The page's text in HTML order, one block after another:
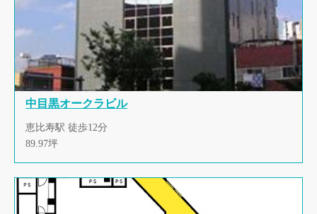
中目黒オークラビル
恵比寿駅 徒歩12分
89.97坪